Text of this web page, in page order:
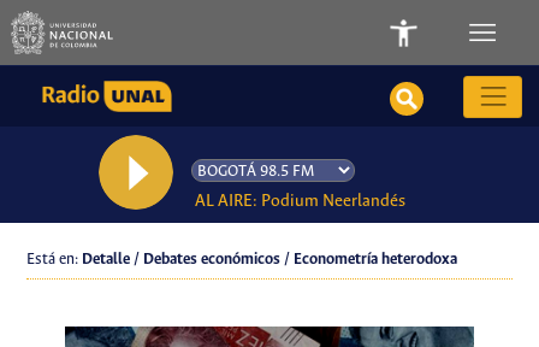
AL AIRE: Podium Neerlandés
Está en: Detalle / Debates económicos / Econometría heterodoxa